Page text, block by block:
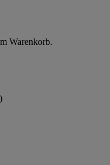
Warenkorb.